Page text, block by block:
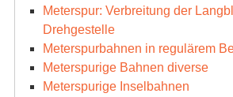
Meterspur: Verbreitung der
Drehgestelle
Meterspurbahnen in regulärem
Meterspurige Bahnen diverse
Meterspurige Inselbahnen